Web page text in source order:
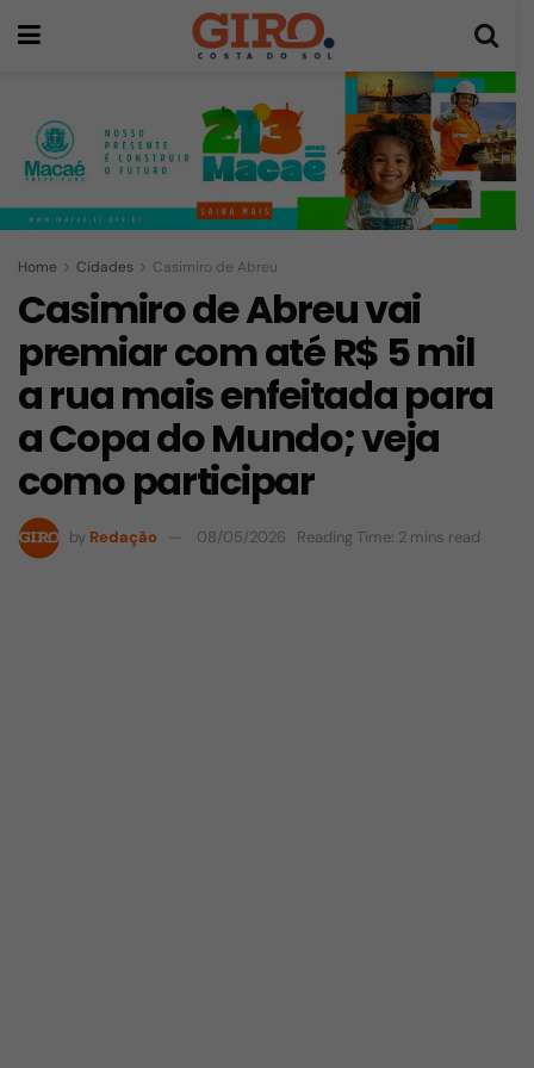
Home Cidades Casimiro de Abreu
Casimiro de Abreu vai
premiar com até R$ 5 mil
a rua mais enfeitada para
a Copa do Mundo; veja
como participar
by Redação 08/05/2026 Reading Time: 2 mins read